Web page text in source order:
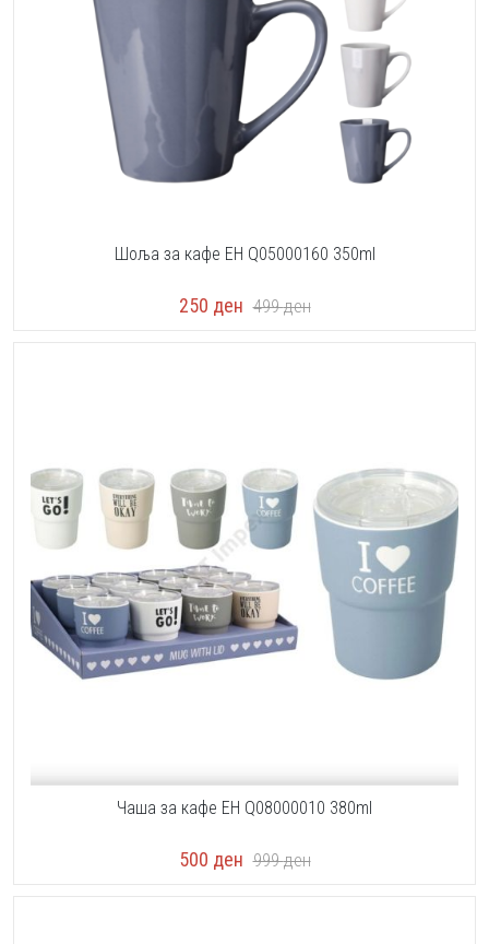
Шоља за кафе EH Q05000160 350ml
250 ден 499ден
Чаша за кафе EH Q08000010 380ml
500 ден 999ден